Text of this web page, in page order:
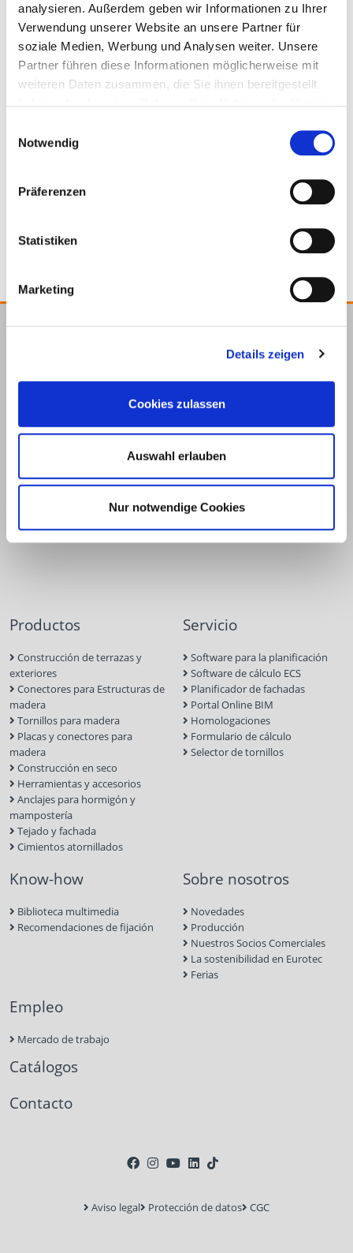
analysieren. Außerdem geben wir Informationen zu Ihrer
Verwendung unserer Website an unsere Partner für
soziale Medien, Werbung und Analysen weiter. Unsere
Partner führen diese Informationen möglicherweise mit
weiteren Daten zusammen, die Sie ihnen bereitgestellt
Notwendig
Präferenzen
Statistiken
Marketing
Details zeigen
Cookies zulassen
Auswahl erlauben
Nur notwendige Cookies
Productos adecuados
Level Mate Spin
Crucetas para
58099 Hagen
+49 2331 6245-200
Productos
Construcción de terrazas y
exteriores
Conectores para Estructuras de
madera
Tornillos para madera
Placas y conectores para
madera
Construcción en seco
Herramientas y accesorios
Anclajes para hormigón y
mampostería
Tejado y fachada
Cimientos atornillados
Servicio
Software para la planificación
Software de cálculo ECS
Planificador de fachadas
Portal Online BIM
Homologaciones
Formulario de cálculo
Selector de tornillos
Know-how
Biblioteca multimedia
Recomendaciones de fijación
Sobre nosotros
Novedades
Producción
Nuestros Socios Comerciales
La sostenibilidad en Eurotec
Ferias
Empleo
Mercado de trabajo
Catálogos
Contacto
Aviso legal Protección de datos CGC